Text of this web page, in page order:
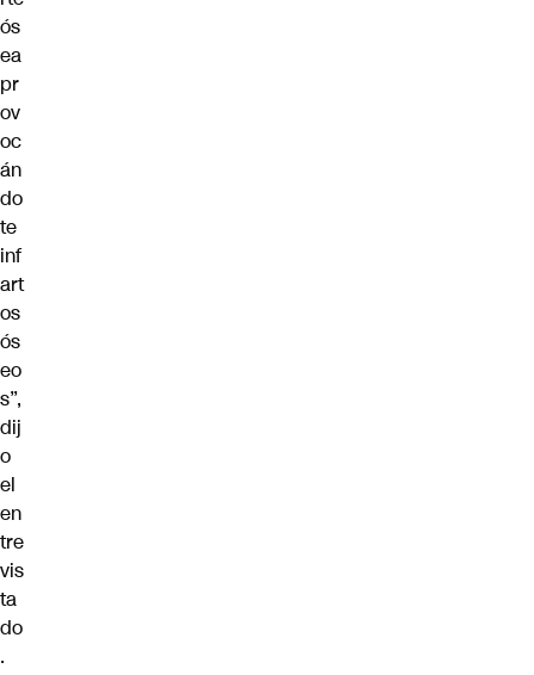
ós
ea
pr
ov
oc
án
do
te
inf
art
os
ós
eo
s”,
dij
o
el
en
tre
vis
ta
do
.